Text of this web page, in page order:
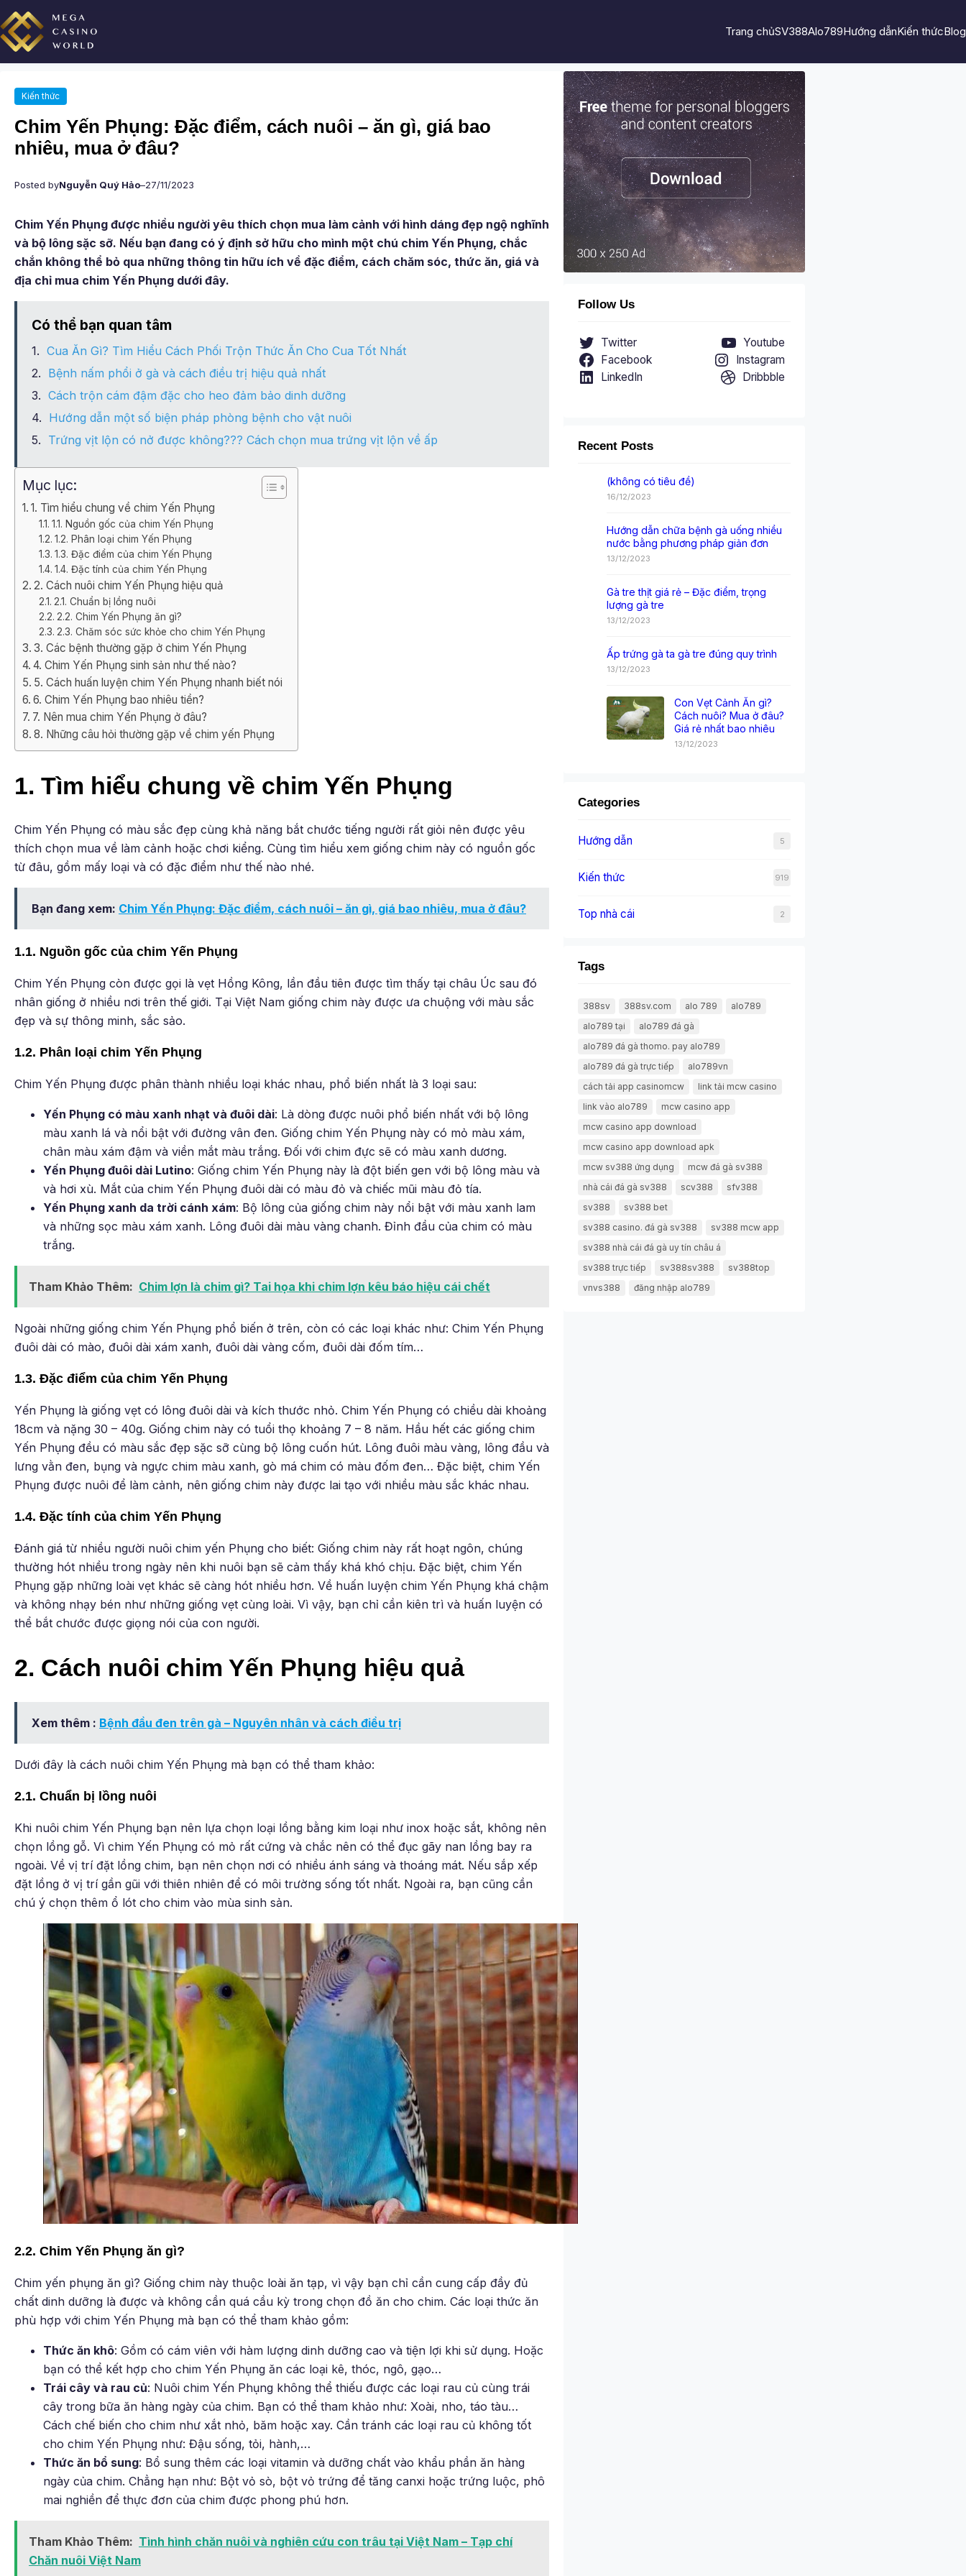
Chuyển
đến
phần
nội
Trang chủSV388Alo789Hướng dẫnKiến thứcBlog
Kiến thức
Chim Yến Phụng: Đặc điểm, cách nuôi – ăn gì, giá bao
nhiêu, mua ở đâu?
Posted byNguyễn Quý Hảo–27/11/2023
Chim Yến Phụng được nhiều người yêu thích chọn mua làm cảnh với hình dáng đẹp ngộ nghĩnh
và bộ lông sặc sỡ. Nếu bạn đang có ý định sở hữu cho mình một chú chim Yến Phụng, chắc
chắn không thể bỏ qua những thông tin hữu ích về đặc điểm, cách chăm sóc, thức ăn, giá và
địa chỉ mua chim Yến Phụng dưới đây.
Có thể bạn quan tâm
Cua Ăn Gì? Tìm Hiểu Cách Phối Trộn Thức Ăn Cho Cua Tốt Nhất
Bệnh nấm phổi ở gà và cách điều trị hiệu quả nhất
Cách trộn cám đậm đặc cho heo đảm bảo dinh dưỡng
Hướng dẫn một số biện pháp phòng bệnh cho vật nuôi
Trứng vịt lộn có nở được không??? Cách chọn mua trứng vịt lộn về ấp
Mục lục:
1. Tìm hiểu chung về chim Yến Phụng
1.1. Nguồn gốc của chim Yến Phụng
1.2. Phân loại chim Yến Phụng
1.3. Đặc điểm của chim Yến Phụng
1.4. Đặc tính của chim Yến Phụng
2. Cách nuôi chim Yến Phụng hiệu quả
2.1. Chuẩn bị lồng nuôi
2.2. Chim Yến Phụng ăn gì?
2.3. Chăm sóc sức khỏe cho chim Yến Phụng
3. Các bệnh thường gặp ở chim Yến Phụng
4. Chim Yến Phụng sinh sản như thế nào?
5. Cách huấn luyện chim Yến Phụng nhanh biết nói
6. Chim Yến Phụng bao nhiêu tiền?
7. Nên mua chim Yến Phụng ở đâu?
8. Những câu hỏi thường gặp về chim yến Phụng
1. Tìm hiểu chung về chim Yến Phụng
Chim Yến Phụng có màu sắc đẹp cùng khả năng bắt chước tiếng người rất giỏi nên được yêu
thích chọn mua về làm cảnh hoặc chơi kiểng. Cùng tìm hiểu xem giống chim này có nguồn gốc
từ đâu, gồm mấy loại và có đặc điểm như thế nào nhé.
Bạn đang xem: Chim Yến Phụng: Đặc điểm, cách nuôi – ăn gì, giá bao nhiêu, mua ở đâu?
1.1. Nguồn gốc của chim Yến Phụng
Chim Yến Phụng còn được gọi là vẹt Hồng Kông, lần đầu tiên được tìm thấy tại châu Úc sau đó
nhân giống ở nhiều nơi trên thế giới. Tại Việt Nam giống chim này được ưa chuộng với màu sắc
đẹp và sự thông minh, sắc sảo.
1.2. Phân loại chim Yến Phụng
Chim Yến Phụng được phân thành nhiều loại khác nhau, phổ biến nhất là 3 loại sau:
Yến Phụng có màu xanh nhạt và đuôi dài: Là dòng được nuôi phổ biến nhất với bộ lông
màu xanh lá và nổi bật với đường vân đen. Giống chim Yến Phụng này có mỏ màu xám,
chân màu xám đậm và viền mắt màu trắng. Đối với chim đực sẽ có màu xanh dương.
Yến Phụng đuôi dài Lutino: Giống chim Yến Phụng này là đột biến gen với bộ lông màu và
và hơi xù. Mắt của chim Yến Phụng đuôi dài có màu đỏ và chiếc mũi màu đỏ tía.
Yến Phụng xanh da trời cánh xám: Bộ lông của giống chim này nổi bật với màu xanh lam
và những sọc màu xám xanh. Lông đuôi dài màu vàng chanh. Đỉnh đầu của chim có màu
trắng.
Tham Khảo Thêm: Chim lợn là chim gì? Tai họa khi chim lợn kêu báo hiệu cái chết
Ngoài những giống chim Yến Phụng phổ biến ở trên, còn có các loại khác như: Chim Yến Phụng
đuôi dài có mào, đuôi dài xám xanh, đuôi dài vàng cốm, đuôi dài đốm tím…
1.3. Đặc điểm của chim Yến Phụng
Yến Phụng là giống vẹt có lông đuôi dài và kích thước nhỏ. Chim Yến Phụng có chiều dài khoảng
18cm và nặng 30 – 40g. Giống chim này có tuổi thọ khoảng 7 – 8 năm. Hầu hết các giống chim
Yến Phụng đều có màu sắc đẹp sặc sỡ cùng bộ lông cuốn hút. Lông đuôi màu vàng, lông đầu và
lưng vằn đen, bụng và ngực chim màu xanh, gò má chim có màu đốm đen… Đặc biệt, chim Yến
Phụng được nuôi để làm cảnh, nên giống chim này được lai tạo với nhiều màu sắc khác nhau.
1.4. Đặc tính của chim Yến Phụng
Đánh giá từ nhiều người nuôi chim yến Phụng cho biết: Giống chim này rất hoạt ngôn, chúng
thường hót nhiều trong ngày nên khi nuôi bạn sẽ cảm thấy khá khó chịu. Đặc biệt, chim Yến
Phụng gặp những loài vẹt khác sẽ càng hót nhiều hơn. Về huấn luyện chim Yến Phụng khá chậm
và không nhạy bén như những giống vẹt cùng loài. Vì vậy, bạn chỉ cần kiên trì và huấn luyện có
thể bắt chước được giọng nói của con người.
2. Cách nuôi chim Yến Phụng hiệu quả
Xem thêm : Bệnh đầu đen trên gà – Nguyên nhân và cách điều trị
Dưới đây là cách nuôi chim Yến Phụng mà bạn có thể tham khảo:
2.1. Chuẩn bị lồng nuôi
Khi nuôi chim Yến Phụng bạn nên lựa chọn loại lồng bằng kim loại như inox hoặc sắt, không nên
chọn lồng gỗ. Vì chim Yến Phụng có mỏ rất cứng và chắc nên có thể đục gãy nan lồng bay ra
ngoài. Về vị trí đặt lồng chim, bạn nên chọn nơi có nhiều ánh sáng và thoáng mát. Nếu sắp xếp
đặt lồng ở vị trí gần gũi với thiên nhiên để có môi trường sống tốt nhất. Ngoài ra, bạn cũng cần
chú ý chọn thêm ổ lót cho chim vào mùa sinh sản.
2.2. Chim Yến Phụng ăn gì?
Chim yến phụng ăn gì? Giống chim này thuộc loài ăn tạp, vì vậy bạn chỉ cần cung cấp đầy đủ
chất dinh dưỡng là được và không cần quá cầu kỳ trong chọn đồ ăn cho chim. Các loại thức ăn
phù hợp với chim Yến Phụng mà bạn có thể tham khảo gồm:
Thức ăn khô: Gồm có cám viên với hàm lượng dinh dưỡng cao và tiện lợi khi sử dụng. Hoặc
bạn có thể kết hợp cho chim Yến Phụng ăn các loại kê, thóc, ngô, gạo…
Trái cây và rau củ: Nuôi chim Yến Phụng không thể thiếu được các loại rau củ cùng trái
cây trong bữa ăn hàng ngày của chim. Bạn có thể tham khảo như: Xoài, nho, táo tàu…
Cách chế biến cho chim như xắt nhỏ, băm hoặc xay. Cần tránh các loại rau củ không tốt
cho chim Yến Phụng như: Đậu sống, tỏi, hành,…
Thức ăn bổ sung: Bổ sung thêm các loại vitamin và dưỡng chất vào khẩu phần ăn hàng
ngày của chim. Chẳng hạn như: Bột vỏ sò, bột vỏ trứng để tăng canxi hoặc trứng luộc, phô
mai nghiền để thực đơn của chim được phong phú hơn.
Tham Khảo Thêm: Tình hình chăn nuôi và nghiên cứu con trâu tại Việt Nam – Tạp chí
Chăn nuôi Việt Nam
Follow Us
Twitter
Youtube
Facebook
Instagram
LinkedIn
Dribbble
Recent Posts
(không có tiêu đề)
16/12/2023
Hướng dẫn chữa bệnh gà uống nhiều
nước bằng phương pháp giản đơn
13/12/2023
Gà tre thịt giá rẻ – Đặc điểm, trọng
lượng gà tre
13/12/2023
Ấp trứng gà ta gà tre đúng quy trình
13/12/2023
Con Vẹt Cảnh Ăn gì?
Cách nuôi? Mua ở đâu?
Giá rẻ nhất bao nhiêu
13/12/2023
Categories
Hướng dẫn 5
Kiến thức 919
Top nhà cái 2
Tags
388sv 388sv.com alo 789
alo789
alo789 tại
alo789 đá gà
alo789 đá gà thomo. pay alo789
alo789 đá gà trực tiếp
alo789vn
cách tải app casinomcw
link tải mcw casino
link vào alo789
mcw casino app
mcw casino app download
mcw casino app download apk
mcw sv388 ứng dụng
mcw đá gà sv388
nhà cái đá gà sv388
scv388
sfv388
sv388
sv388 bet
sv388 casino. đá gà sv388
sv388 mcw app
sv388 nhà cái đá gà uy tín châu á
sv388 trực tiếp
sv388sv388
sv388top
vnvs388
đăng nhập alo789